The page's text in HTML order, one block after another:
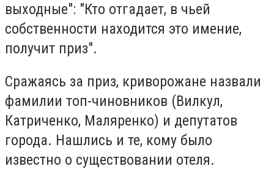
выходные": "Кто отгадает, в чьей
собственности находится это имение,
получит приз".
Сражаясь за приз, криворожане назвали
фамилии топ-чиновников (Вилкул,
Катриченко, Маляренко) и депутатов
города. Нашлись и те, кому было
известно о существовании отеля.